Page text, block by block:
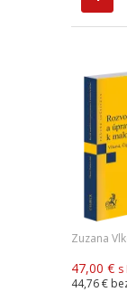
Zuzana
47,00 € s
44,76 €